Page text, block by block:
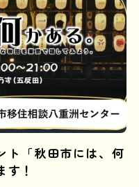
ト「秋田市には、何
！